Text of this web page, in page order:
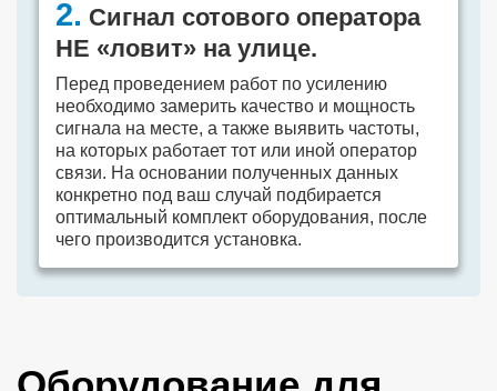
2. Сигнал сотового оператора
НЕ «ловит» на улице.
Перед проведением работ по усилению
необходимо замерить качество и мощность
сигнала на месте, а также выявить частоты,
на которых работает тот или иной оператор
связи. На основании полученных данных
конкретно под ваш случай подбирается
оптимальный комплект оборудования, после
чего производится установка.